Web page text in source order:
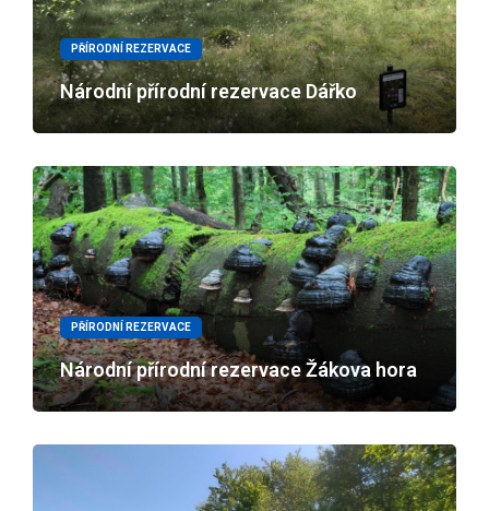
PŘÍRODNÍ REZERVACE
Národní přírodní rezervace Dářko
PŘÍRODNÍ REZERVACE
Národní přírodní rezervace Žákova hora